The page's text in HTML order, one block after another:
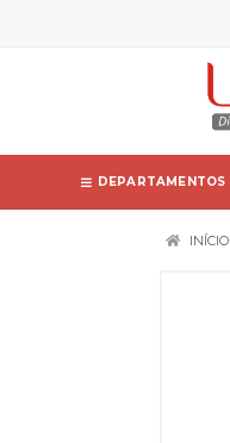
DEPARTAMENTOS
INÍCIO